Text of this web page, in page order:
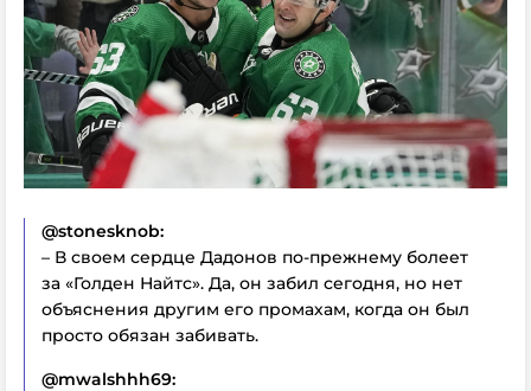
@stonesknob:
– В своем сердце Дадонов по-прежнему болеет
за «Голден Найтс». Да, он забил сегодня, но нет
объяснения другим его промахам, когда он был
просто обязан забивать.
@mwalshhh69: